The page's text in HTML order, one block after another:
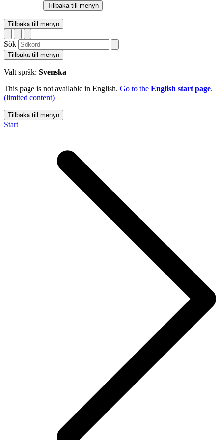
Tillbaka till menyn
Tillbaka till menyn
Sök
Tillbaka till menyn
Valt språk: Svenska
This page is not available in English. Go to the English start page.
(limited content)
Tillbaka till menyn
Start